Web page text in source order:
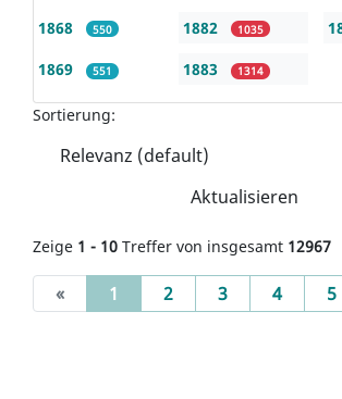
1868 550
1869 551
1882 1035
1883 1314
Sortierung:
Aktualisieren
Zeige 1 - 10 Treffer von insgesamt 12967
« 1 (current)
2 3 4 5